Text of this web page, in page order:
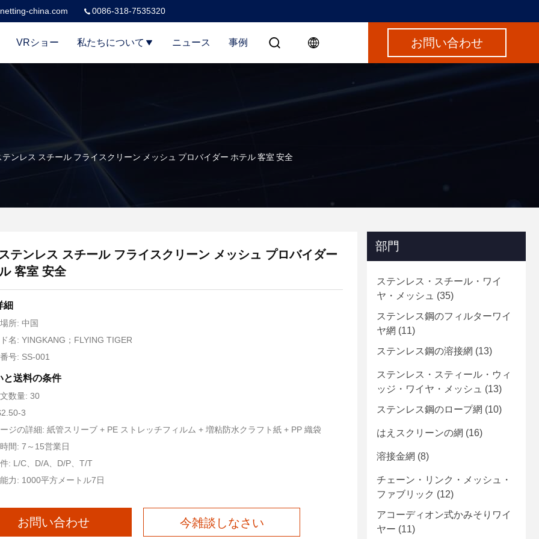
china.com 0086-318-7535320
VRショー 私たちについて ニュース 事例 お問い合わせ
テンレス スチール フライスクリーン メッシュ プロバイダー ホテル 客室 安全
テンレス スチール フライスクリーン メッシュ プロバイダー
客室 安全
細
所: 中国
名: YINGKANG；FLYING TIGER
号: SS-001
と送料の条件
数量: 30
3
ジの詳細: 紙管スリーブ + PE ストレッチフィルム + 増粘防水クラフト紙 + PP 織袋
間: 7～15営業日
: L/C、D/A、D/P、T/T
力: 1000平方メートル7日
お問い合わせ 今雑談しなさい
部門
ステンレス・スチール・ワイ
ヤ・メッシュ (35)
ステンレス鋼のフィルターワイ
ヤ網 (11)
ステンレス鋼の溶接網 (13)
ステンレス・スティール・ウィ
ッジ・ワイヤ・メッシュ (13)
ステンレス鋼のロープ網 (10)
はえスクリーンの網 (16)
溶接金網 (8)
チェーン・リンク・メッシュ・
ファブリック (12)
アコーディオン式かみそりワイ
ヤー (11)